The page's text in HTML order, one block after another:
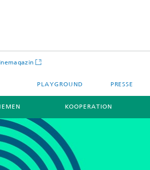
PLAYGROUND PRESSE
KOOPERATION